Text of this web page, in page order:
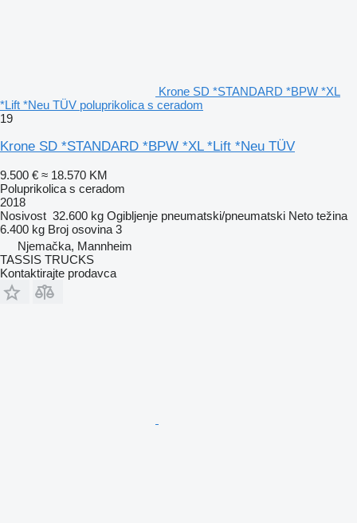
Krone SD *STANDARD *BPW *XL
*Lift *Neu TÜV poluprikolica s ceradom
19
Krone SD *STANDARD *BPW *XL *Lift *Neu TÜV
9.500 € ≈ 18.570 KM
Poluprikolica s ceradom
2018
Nosivost 32.600 kg Ogibljenje pneumatski/pneumatski Neto težina
6.400 kg Broj osovina 3
Njemačka, Mannheim
TASSIS TRUCKS
Kontaktirajte prodavca